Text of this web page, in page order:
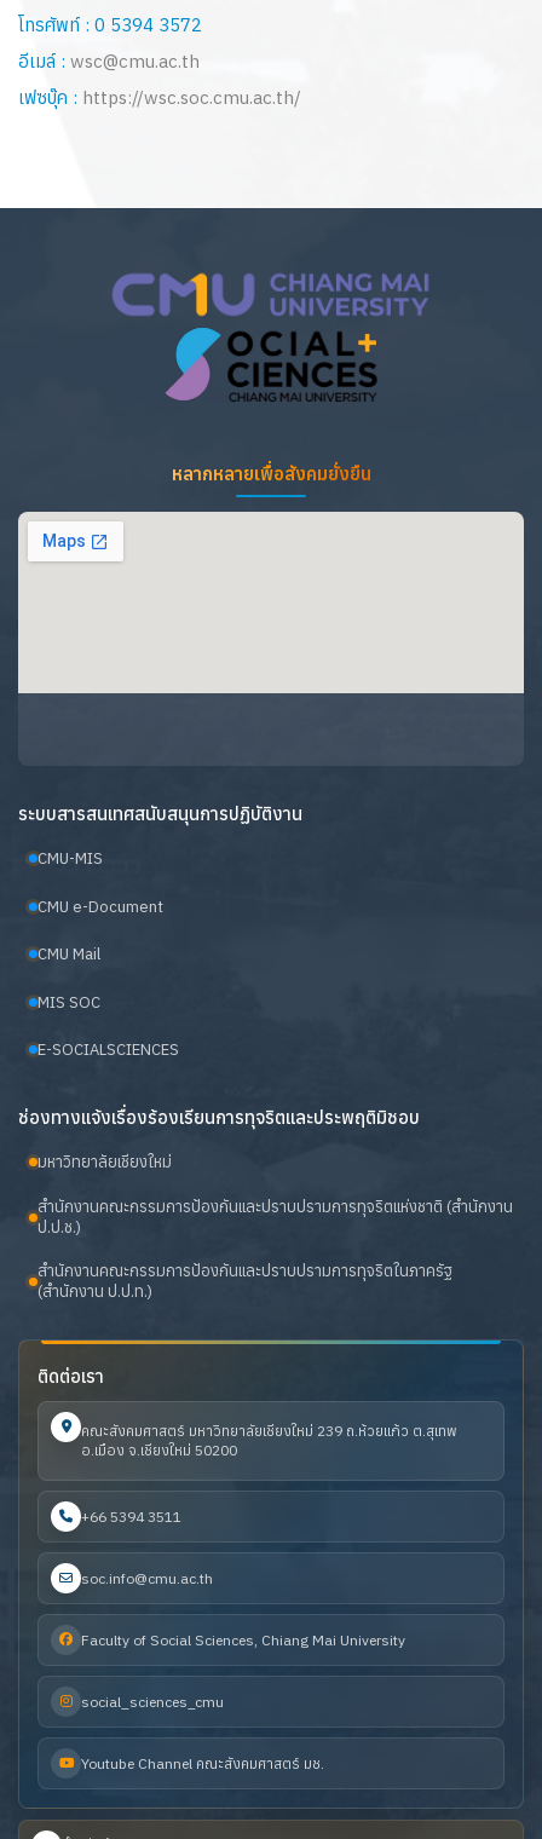
โทรศัพท์ : 0 5394 3572
อีเมล์ : wsc@cmu.ac.th
เฟซบุ๊ค : https://wsc.soc.cmu.ac.th/
หลากหลายเพื่อสังคมยั่งยืน
ระบบสารสนเทศสนับสนุนการปฏิบัติงาน
CMU-MIS
CMU e-Document
CMU Mail
MIS SOC
E-SOCIALSCIENCES
ช่องทางแจ้งเรื่องร้องเรียนการทุจริตและประพฤติมิชอบ
มหาวิทยาลัยเชียงใหม่
สำนักงานคณะกรรมการป้องกันและปราบปรามการทุจริตแห่งชาติ (สำนักงาน
ป.ป.ช.)
สำนักงานคณะกรรมการป้องกันและปราบปรามการทุจริตในภาครัฐ
(สำนักงาน ป.ป.ท.)
ติดต่อเรา
คณะสังคมศาสตร์ มหาวิทยาลัยเชียงใหม่ 239 ถ.ห้วยแก้ว ต.สุเทพ
อ.เมือง จ.เชียงใหม่ 50200
+66 5394 3511
soc.info@cmu.ac.th
Faculty of Social Sciences, Chiang Mai University
social_sciences_cmu
Youtube Channel คณะสังคมศาสตร์ มช.